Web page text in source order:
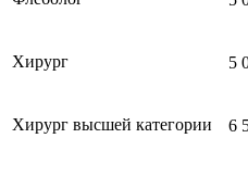
Хирург 5
Хирург высшей категории 6